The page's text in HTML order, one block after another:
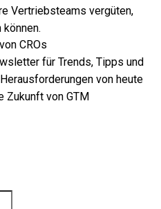
Vertriebsteams vergüten,
CROs
für Trends, Tipps und
von heute
Zukunft von GTM